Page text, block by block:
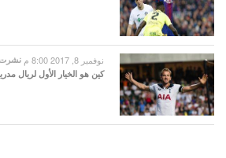
نوفمبر 8, 2017 8:00 م
كين هو الخيار الأول لريال